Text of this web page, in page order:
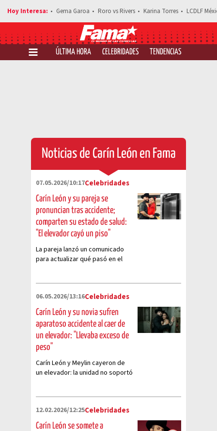
Gema Garoa Roro vs Rivers Karina Torres LCDLF
ÚLTIMA HORA CELEBRIDADES TENDENCIAS
Noticias de Carín León en Fama
07.05.2026/10:17Celebridades
Carín León y su pareja se
pronuncian tras accidente;
comparten su estado de salud:
"El elevador cayó un piso"
La pareja lanzó un comunicado
para actualizar qué pasó en el
06.05.2026/13:16Celebridades
Carín León y su novia sufren
aparatoso accidente al caer de
un elevador: "Llevaba exceso de
peso"
Carín León y Meylin cayeron de
un elevador: la unidad no soportó
12.02.2026/12:25Celebridades
Carín León se somete a